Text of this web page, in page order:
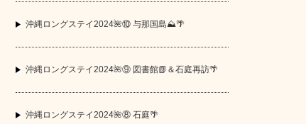
沖縄ロングステイ2024🌺⑩ 与那国島⛰️🌴
沖縄ロングステイ2024🌺⑨ 図書館📗＆石庭再訪🌴
沖縄ロングステイ2024🌺⑧ 石庭🌴